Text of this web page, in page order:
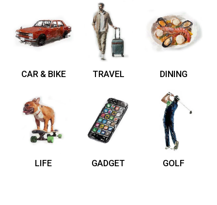
CAR & BIKE TRAVEL DINING
LIFE GADGET GOLF